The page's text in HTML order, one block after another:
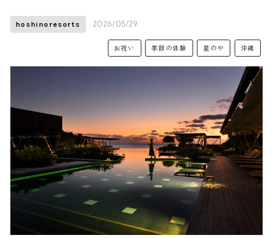
hoshinoresorts 2026/05/29
お祝い 季節の体験 星のや 沖縄